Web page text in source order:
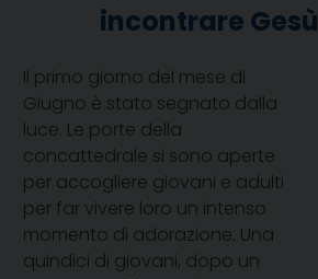
incontrare Gesù
Il primo giorno del mese di
Giugno è stato segnato dalla
luce. Le porte della
concattedrale si sono aperte
per accogliere giovani e adulti
per far vivere loro un intenso
momento di adorazione. Una
quindici di giovani, dopo un